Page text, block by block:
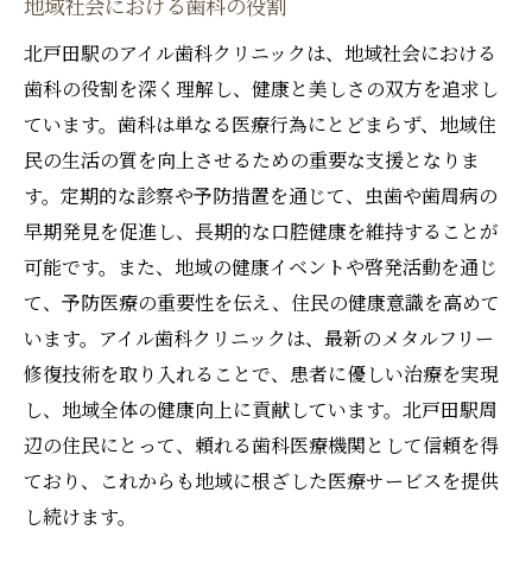
地域社会における歯科の役割
北戸田駅のアイル歯科クリニックは、地域社会における
歯科の役割を深く理解し、健康と美しさの双方を追求し
ています。歯科は単なる医療行為にとどまらず、地域住
民の生活の質を向上させるための重要な支援となりま
す。定期的な診察や予防措置を通じて、虫歯や歯周病の
早期発見を促進し、長期的な口腔健康を維持することが
可能です。また、地域の健康イベントや啓発活動を通じ
て、予防医療の重要性を伝え、住民の健康意識を高めて
います。アイル歯科クリニックは、最新のメタルフリー
修復技術を取り入れることで、患者に優しい治療を実現
し、地域全体の健康向上に貢献しています。北戸田駅周
辺の住民にとって、頼れる歯科医療機関として信頼を得
ており、これからも地域に根ざした医療サービスを提供
し続けます。